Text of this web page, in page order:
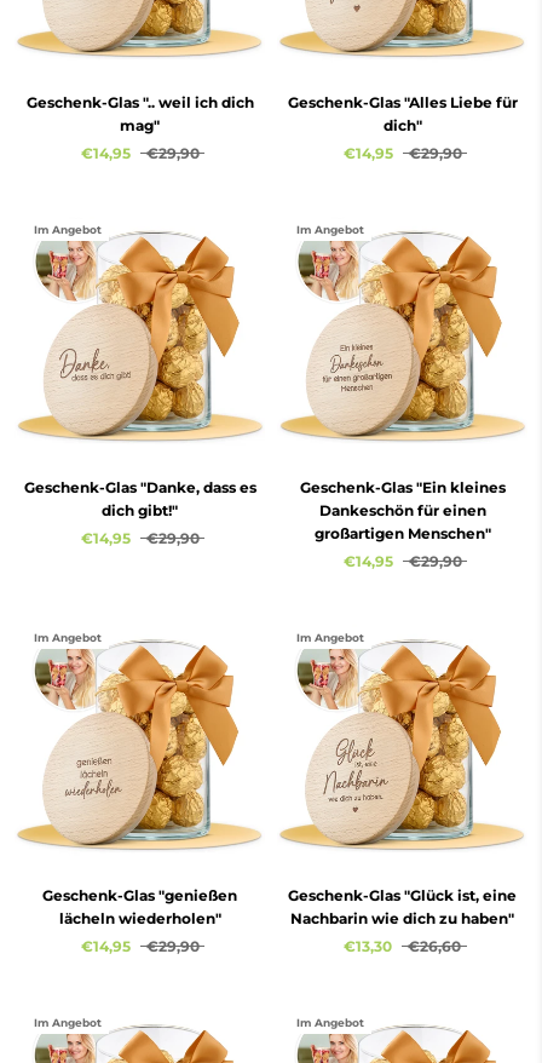
Geschenk-Glas ".. weil ich dich
mag"
€14,95
€29,90
Geschenk-Glas "Alles Liebe für
dich"
€14,95
€29,90
Im Angebot
Geschenk-Glas "Danke, dass es
dich gibt!"
€14,95
€29,90
Im Angebot
Geschenk-Glas "Ein kleines
Dankeschön für einen
großartigen Menschen"
€14,95
€29,90
Im Angebot
Geschenk-Glas "genießen
lächeln wiederholen"
€14,95
€29,90
Im Angebot
Geschenk-Glas "Glück ist, eine
Nachbarin wie dich zu haben"
€13,30
€26,60
Im Angebot Im Angebot